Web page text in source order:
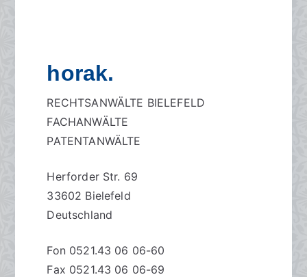
horak.
RECHTSANWÄLTE BIELEFELD
FACHANWÄLTE
PATENTANWÄLTE
Herforder Str. 69
33602 Bielefeld
Deutschland
Fon 0521.43 06 06-60
Fax 0521.43 06 06-69